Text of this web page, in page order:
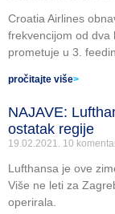
Croatia Airlines
frekvencijom od dva
prometuje u 3.
pročitajte više>
NAJAVE:
ostatak regije
19.02.2021. 10
Lufthansa je ove
Više ne leti za
operirala.